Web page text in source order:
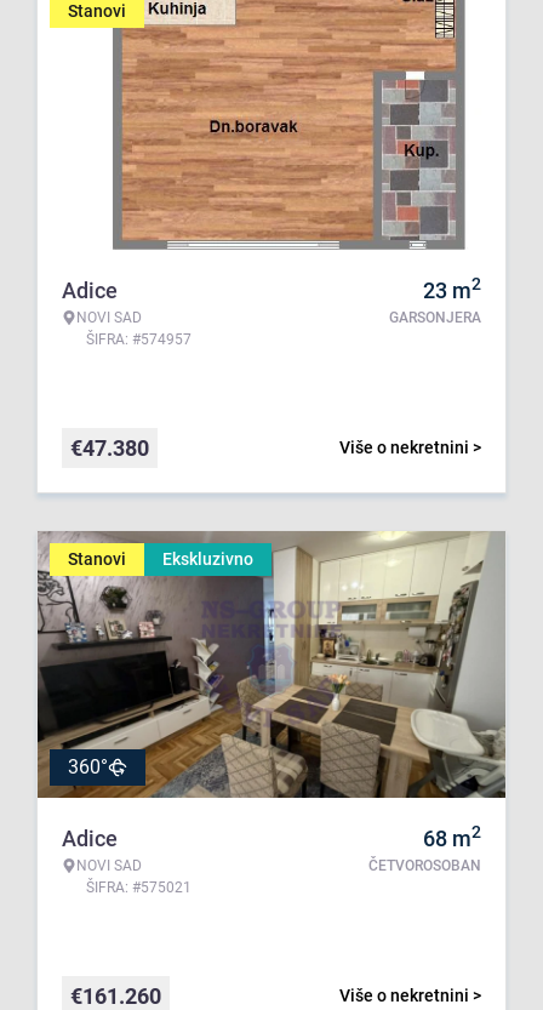
Stanovi
Adice
NOVI SAD
ŠIFRA: #574957
23 m2
GARSONJERA
Više o nekretnini >
€47.380
Stanovi Ekskluzivno
360°
Adice
NOVI SAD
ŠIFRA: #575021
68 m2
ČETVOROSOBAN
Više o nekretnini >
€161.260